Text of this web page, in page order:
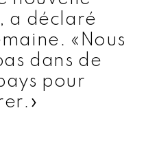
a déclaré
«Nous
dans de
pour